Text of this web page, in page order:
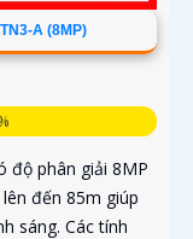
A (8MP)
độ phân giải 8MP
đến 85m giúp
sáng. Các tính